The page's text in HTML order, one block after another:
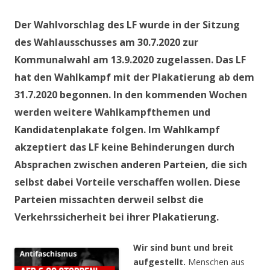
Der Wahlvorschlag des LF wurde in der Sitzung
des Wahlausschusses am 30.7.2020 zur
Kommunalwahl am 13.9.2020 zugelassen. Das LF
hat den Wahlkampf mit der Plakatierung ab dem
31.7.2020 begonnen. In den kommenden Wochen
werden weitere Wahlkampfthemen und
Kandidatenplakate folgen. Im Wahlkampf
akzeptiert das LF keine Behinderungen durch
Absprachen zwischen anderen Parteien, die sich
selbst dabei Vorteile verschaffen wollen. Diese
Parteien missachten derweil selbst die
Verkehrssicherheit bei ihrer Plakatierung.
Wir sind bunt und breit
aufgestellt. Menschen aus